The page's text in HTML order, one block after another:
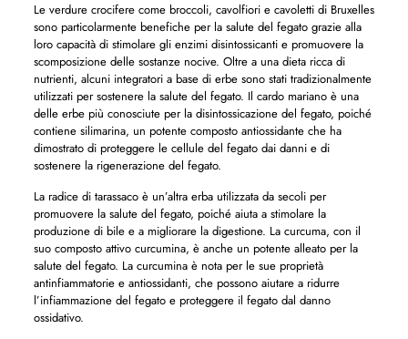
Le verdure crocifere come broccoli, cavolfiori e cavoletti di Bruxelles
sono particolarmente benefiche per la salute del fegato grazie alla
loro capacità di stimolare gli enzimi disintossicanti e promuovere la
scomposizione delle sostanze nocive. Oltre a una dieta ricca di
nutrienti, alcuni integratori a base di erbe sono stati tradizionalmente
utilizzati per sostenere la salute del fegato. Il cardo mariano è una
delle erbe più conosciute per la disintossicazione del fegato, poiché
contiene silimarina, un potente composto antiossidante che ha
dimostrato di proteggere le cellule del fegato dai danni e di
sostenere la rigenerazione del fegato.
La radice di tarassaco è un’altra erba utilizzata da secoli per
promuovere la salute del fegato, poiché aiuta a stimolare la
produzione di bile e a migliorare la digestione. La curcuma, con il
suo composto attivo curcumina, è anche un potente alleato per la
salute del fegato. La curcumina è nota per le sue proprietà
antinfiammatorie e antiossidanti, che possono aiutare a ridurre
l’infiammazione del fegato e proteggere il fegato dal danno
ossidativo.